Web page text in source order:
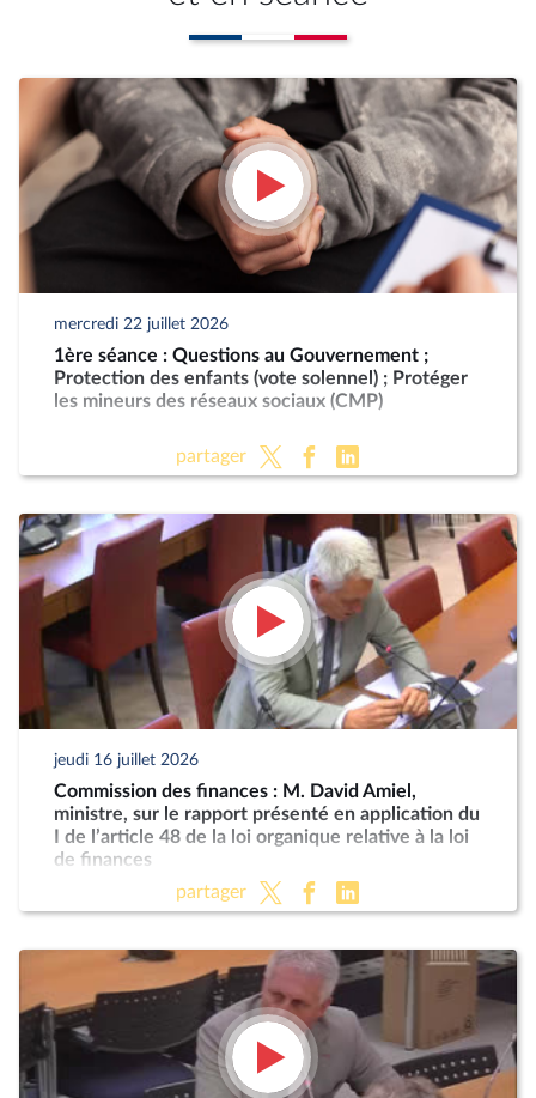
mercredi 22 juillet 2026
1ère séance : Questions au Gouvernement ;
Protection des enfants (vote solennel) ; Protéger
les mineurs des réseaux sociaux (CMP)
partager
jeudi 16 juillet 2026
Commission des finances : M. David Amiel,
ministre, sur le rapport présenté en application du
I de l’article 48 de la loi organique relative à la loi
de finances
partager